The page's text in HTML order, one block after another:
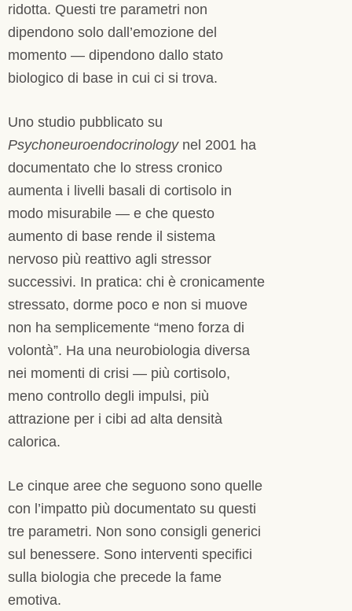
ridotta. Questi tre parametri non
dipendono solo dall’emozione del
momento — dipendono dallo stato
biologico di base in cui ci si trova.
Uno studio pubblicato su
Psychoneuroendocrinologynel 2001 ha
documentato che lo stress cronico
aumenta i livelli basali di cortisolo in
modo misurabile — e che questo
aumento di base rende il sistema
nervoso più reattivo agli stressor
successivi. In pratica: chi è cronicamente
stressato, dorme poco e non si muove
non ha semplicemente “meno forza di
volontà”. Ha una neurobiologia diversa
nei momenti di crisi — più cortisolo,
meno controllo degli impulsi, più
attrazione per i cibi ad alta densità
calorica.
Le cinque aree che seguono sono quelle
con l’impatto più documentato su questi
tre parametri. Non sono consigli generici
sul benessere. Sono interventi specifici
sulla biologia che precede la fame
emotiva.